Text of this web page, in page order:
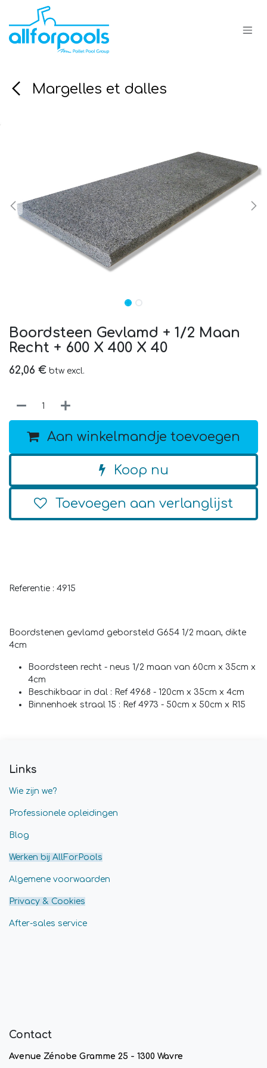
Overslaan naar inhoud
Margelles et dalles
Boordsteen Gevlamd + 1/2 Maan
Recht + 600 X 400 X 40
62,06 € btw excl.
Aan winkelmandje toevoegen
Koop nu
Toevoegen aan verlanglijst
Referentie : 4915
Boordstenen gevlamd geborsteld G654 1/2 maan, dikte
4cm
Boordsteen recht - neus 1/2 maan van 60cm x 35cm x
4cm
Beschikbaar in dal : Ref 4968 - 120cm x 35cm x 4cm
Binnenhoek straal 15 : Ref 4973 - 50cm x 50cm x R15
Links
Wie zijn we?
Professionele opleidingen
Blog
Werken bij AllForPools
Algemene voorwaarden
Privacy & Cookies
After-sales service
Contact
Avenue Zénobe Gramme 25 - 1300 Wavre